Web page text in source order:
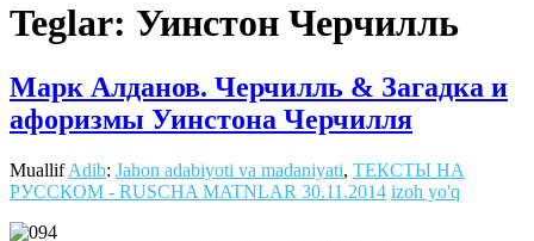
Teglar: Уинстон Черчилль
Марк Алданов. Черчилль & Загадка и
афоризмы Уинстона Черчилля
MuallifAdib: Jahon adabiyoti va madaniyati, ТЕКСТЫ НА
РУССКОМ - RUSCHA MATNLAR 30.11.2014 izoh yo'q